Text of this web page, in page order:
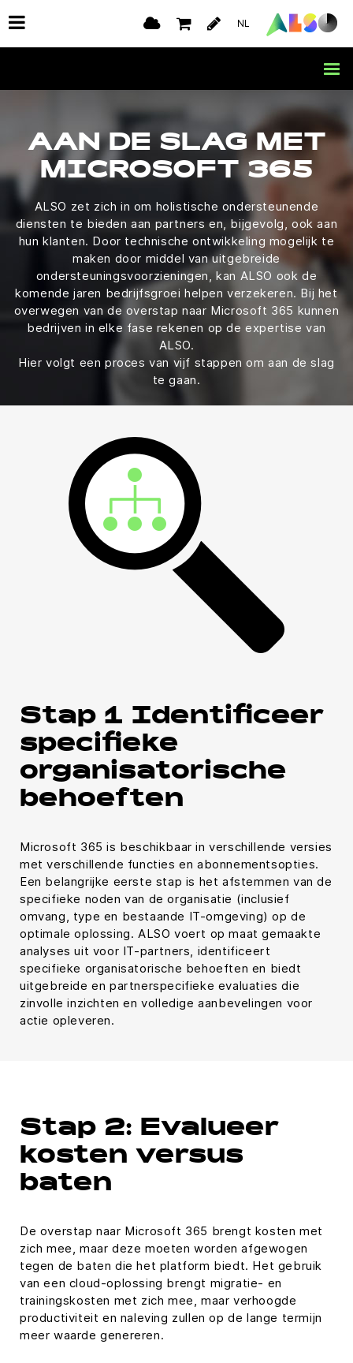
NL
AAN DE SLAG MET
MICROSOFT 365
ALSO zet zich in om holistische ondersteunende
diensten te bieden aan partners en, bijgevolg, ook aan
hun klanten. Door technische ontwikkeling mogelijk te
maken door middel van uitgebreide
ondersteuningsvoorzieningen, kan ALSO ook de
komende jaren bedrijfsgroei helpen verzekeren. Bij het
overwegen van de overstap naar Microsoft 365 kunnen
bedrijven in elke fase rekenen op de expertise van
ALSO.
Hier volgt een proces van vijf stappen om aan de slag
te gaan.
Stap 1 Identificeer
specifieke
organisatorische
behoeften
Microsoft 365 is beschikbaar in verschillende versies
met verschillende functies en abonnementsopties.
Een belangrijke eerste stap is het afstemmen van de
specifieke noden van de organisatie (inclusief
omvang, type en bestaande IT-omgeving) op de
optimale oplossing. ALSO voert op maat gemaakte
analyses uit voor IT-partners, identificeert
specifieke organisatorische behoeften en biedt
uitgebreide en partnerspecifieke evaluaties die
zinvolle inzichten en volledige aanbevelingen voor
actie opleveren.
Stap 2: Evalueer
kosten versus
baten
De overstap naar Microsoft 365 brengt kosten met
zich mee, maar deze moeten worden afgewogen
tegen de baten die het platform biedt. Het gebruik
van een cloud-oplossing brengt migratie- en
trainingskosten met zich mee, maar verhoogde
productiviteit en naleving zullen op de lange termijn
meer waarde genereren.